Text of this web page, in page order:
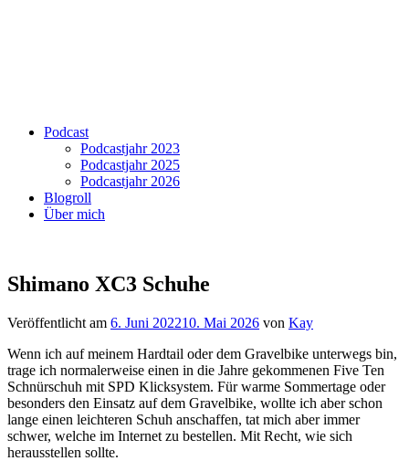
Podcast
Podcastjahr 2023
Podcastjahr 2025
Podcastjahr 2026
Blogroll
Über mich
Shimano XC3 Schuhe
Veröffentlicht am 6. Juni 202210. Mai 2026 von Kay
Wenn ich auf meinem Hardtail oder dem Gravelbike unterwegs bin,
trage ich normalerweise einen in die Jahre gekommenen Five Ten
Schnürschuh mit SPD Klicksystem. Für warme Sommertage oder
besonders den Einsatz auf dem Gravelbike, wollte ich aber schon
lange einen leichteren Schuh anschaffen, tat mich aber immer
schwer, welche im Internet zu bestellen. Mit Recht, wie sich
herausstellen sollte.